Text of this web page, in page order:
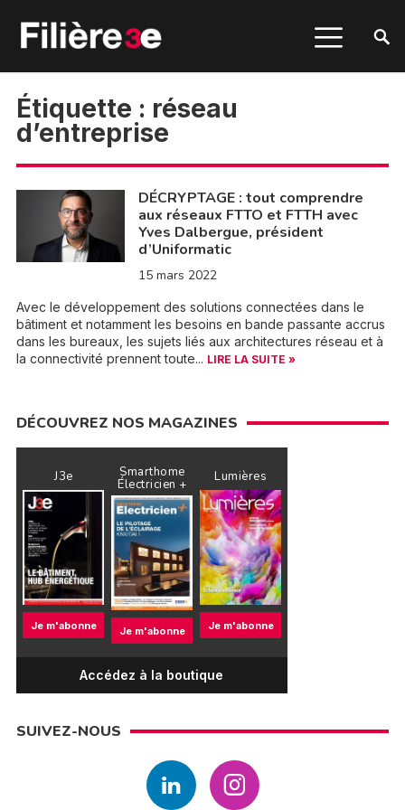
Étiquette : réseau
d’entreprise
DÉCRYPTAGE : tout comprendre
aux réseaux FTTO et FTTH avec
Yves Dalbergue, président
d’Uniformatic
15 mars 2022
Avec le développement des solutions connectées dans le
bâtiment et notamment les besoins en bande passante accrus
dans les bureaux, les sujets liés aux architectures réseau et à
la connectivité prennent toute... LIRE LA SUITE »
DÉCOUVREZ NOS MAGAZINES
J3e
Je m'abonne
Smarthome
Électricien +
Je m'abonne
Lumières
Je m'abonne
Accédez à la boutique
SUIVEZ-NOUS